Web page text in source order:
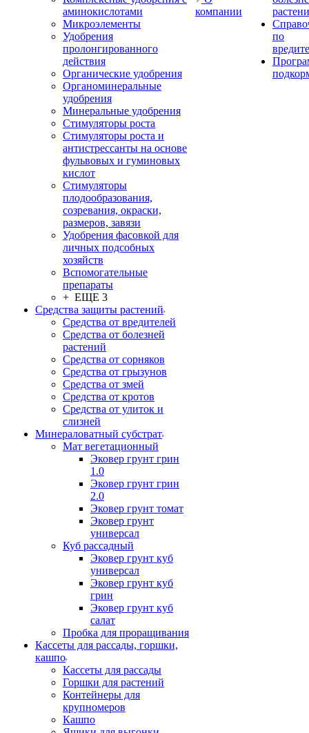
аминокислотами
Микроэлементы
Удобрения
пролонгированного
действия
Органические удобрения
Органоминеральные
удобрения
Минеральные удобрения
Стимуляторы роста
Стимуляторы роста и
антистрессанты на основе
фульвовых и гуминовых
кислот
Стимуляторы
плодообразования,
созревания, окраски,
размеров, завязи
Удобрения фасовкой для
личных подсобных
хозяйств
Вспомогательные
препараты
+ ЕЩЕ 3
Средства защиты растений
Средства от вредителей
Средства от болезней
растений
Средства от сорняков
Средства от грызунов
Средства от змей
Средства от кротов
Средства от улиток и
слизней
Минераловатный субстрат
Мат вегетационный
Эковер грунт грин
1.0
Эковер грунт грин
2.0
Эковер грунт томат
Эковер грунт
универсал
Куб рассадный
Эковер грунт куб
универсал
Эковер грунт куб
грин
Эковер грунт куб
салат
Пробка для проращивания
Кассеты для рассады, горшки,
кашпо
Кассеты для рассады
Горшки для растений
Контейнеры для
крупномеров
Кашпо
компании
по